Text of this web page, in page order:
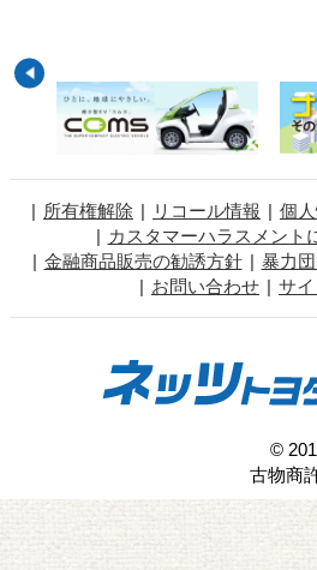
所有権解除 リコール情報
個
カスタマーハラスメント
金融商品販売の勧誘方針
暴力
お問い合わせ
サ
©
古物商